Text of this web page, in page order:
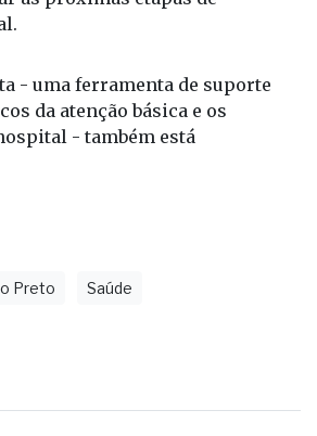
- uma ferramenta de suporte
da atenção básica e os
- também está
Preto Saúde